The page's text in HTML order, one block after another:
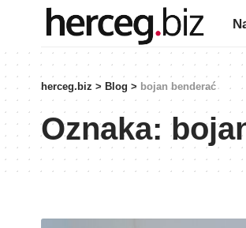
herceg.biz > Blog > bojan benderać
Oznaka: